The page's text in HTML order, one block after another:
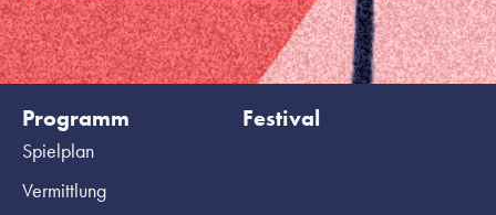
Programm
Spielplan
Vermittlung
Festival